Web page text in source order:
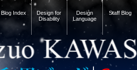
Blog Index
Design for
Disability
Design
Language
Staff Blog